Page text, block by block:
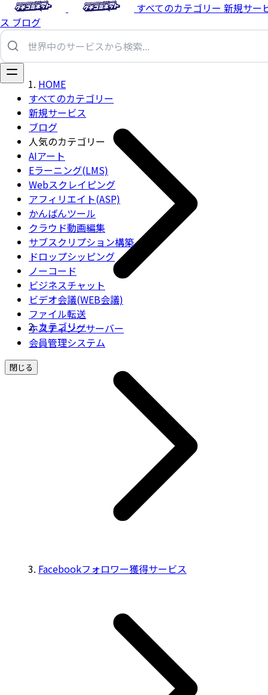
すべてのカテゴリー 新規サー
ス ブログ
すべてのカテゴリー
新規サービス
ブログ
人気のカテゴリー
AIアート
Eラーニング(LMS)
Webスクレイピング
アフィリエイト(ASP)
かんばんツール
クラウド動画編集
サブスクリプション構築
ドロップシッピング
ノーコード
ビジネスチャット
ビデオ会議(WEB会議)
ファイル転送
ホスティングサーバー
会員管理システム
閉じる
HOME
カテゴリー
Facebookフォロワー獲得サービス